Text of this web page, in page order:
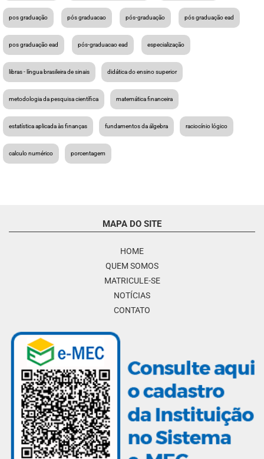
pos graduação pós graduacao pós-graduação pós graduação ead
pos graduação ead pós-graduacao ead especialização
libras - língua brasileira de sinais didática do ensino superior
metodologia da pesquisa científica matemática financeira
estatística aplicada às finanças fundamentos da álgebra raciocínio lógico
calculo numérico porcentagem
MAPA DO SITE
HOME
QUEM SOMOS
MATRICULE-SE
NOTÍCIAS
CONTATO